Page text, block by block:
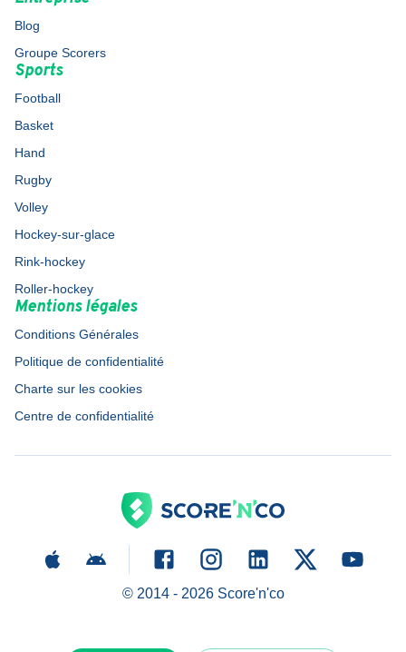
Blog
Groupe Scorers
Sports
Football
Basket
Hand
Rugby
Volley
Hockey-sur-glace
Rink-hockey
Roller-hockey
Mentions légales
Conditions Générales
Politique de confidentialité
Charte sur les cookies
Centre de confidentialité
© 2014 - 2026Score'n'co